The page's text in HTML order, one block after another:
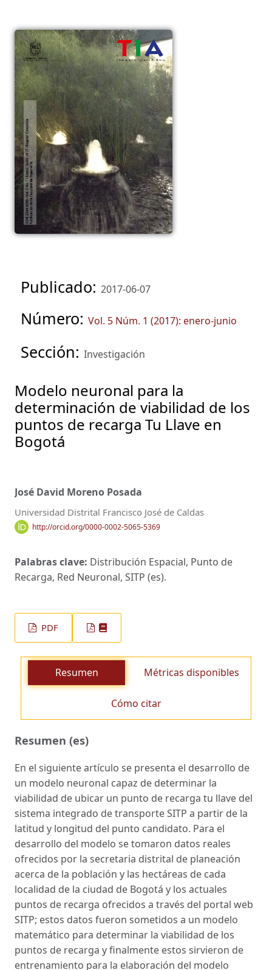
Publicado: 2017-06-07
Número: Vol. 5 Núm. 1 (2017): enero-junio
Sección: Investigación
Modelo neuronal para la
determinación de viabilidad de los
puntos de recarga Tu Llave en
Bogotá
José David Moreno Posada
Universidad Distrital Francisco José de Caldas
http://orcid.org/0000-0002-5065-5369
Palabras clave: Distribución Espacial, Punto de
Recarga, Red Neuronal, SITP (es).
PDF
Resumen Métricas disponibles
Cómo citar
Resumen (es)
En el siguiente artículo se presenta el desarrollo de
un modelo neuronal capaz de determinar la
viabilidad de ubicar un punto de recarga tu llave del
sistema integrado de transporte SITP a partir de la
latitud y longitud del punto candidato. Para el
desarrollo del modelo se tomaron datos reales
ofrecidos por la secretaria distrital de planeación
acerca de la población y las hectáreas de cada
localidad de la ciudad de Bogotá y los actuales
puntos de recarga ofrecidos a través del portal web
SITP; estos datos fueron sometidos a un modelo
matemático para determinar la viabilidad de los
puntos de recarga y finalmente estos sirvieron de
entrenamiento para la elaboración del modelo